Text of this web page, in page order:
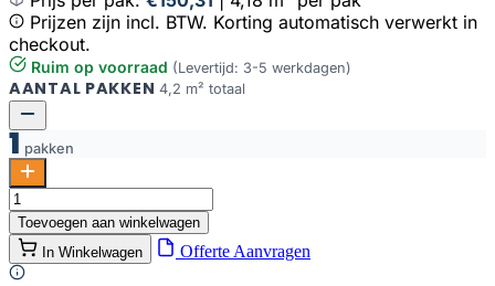
Prijzen zijn incl. BTW. Korting automatisch verwerkt in
checkout.
Ruim op voorraad (Levertijd: 3-5 werkdagen)
AANTAL PAKKEN 4,2 m² totaal
1 pakken
Stanmore
XL
dryback
warm
grey
Toevoegen aan winkelwagen
In Winkelwagen
Offerte Aanvragen